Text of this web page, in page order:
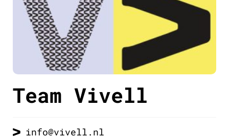
Team Vivell
info@vivell.nl